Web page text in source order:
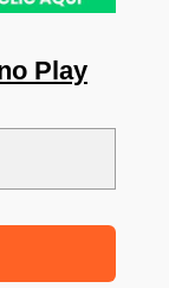
Play